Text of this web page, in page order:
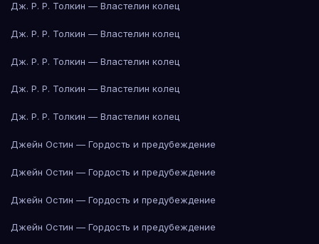
Дж. Р. Р. Толкин — Властелин колец
Дж. Р. Р. Толкин — Властелин колец
Дж. Р. Р. Толкин — Властелин колец
Дж. Р. Р. Толкин — Властелин колец
Дж. Р. Р. Толкин — Властелин колец
Джейн Остин — Гордость и предубеждение
Джейн Остин — Гордость и предубеждение
Джейн Остин — Гордость и предубеждение
Джейн Остин — Гордость и предубеждение